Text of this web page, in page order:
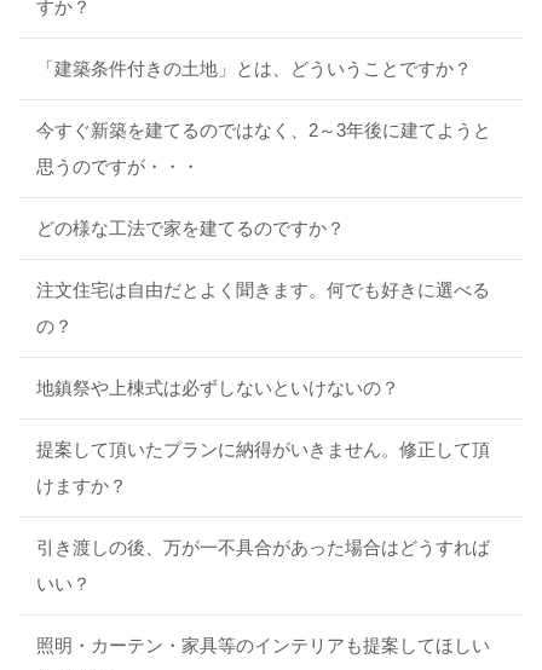
すか？
「建築条件付きの土地」とは、どういうことですか？
今すぐ新築を建てるのではなく、2～3年後に建てようと
思うのですが・・・
どの様な工法で家を建てるのですか？
注文住宅は自由だとよく聞きます。何でも好きに選べる
の？
地鎮祭や上棟式は必ずしないといけないの？
提案して頂いたプランに納得がいきません。修正して頂
けますか？
引き渡しの後、万が一不具合があった場合はどうすれば
いい？
照明・カーテン・家具等のインテリアも提案してほしい